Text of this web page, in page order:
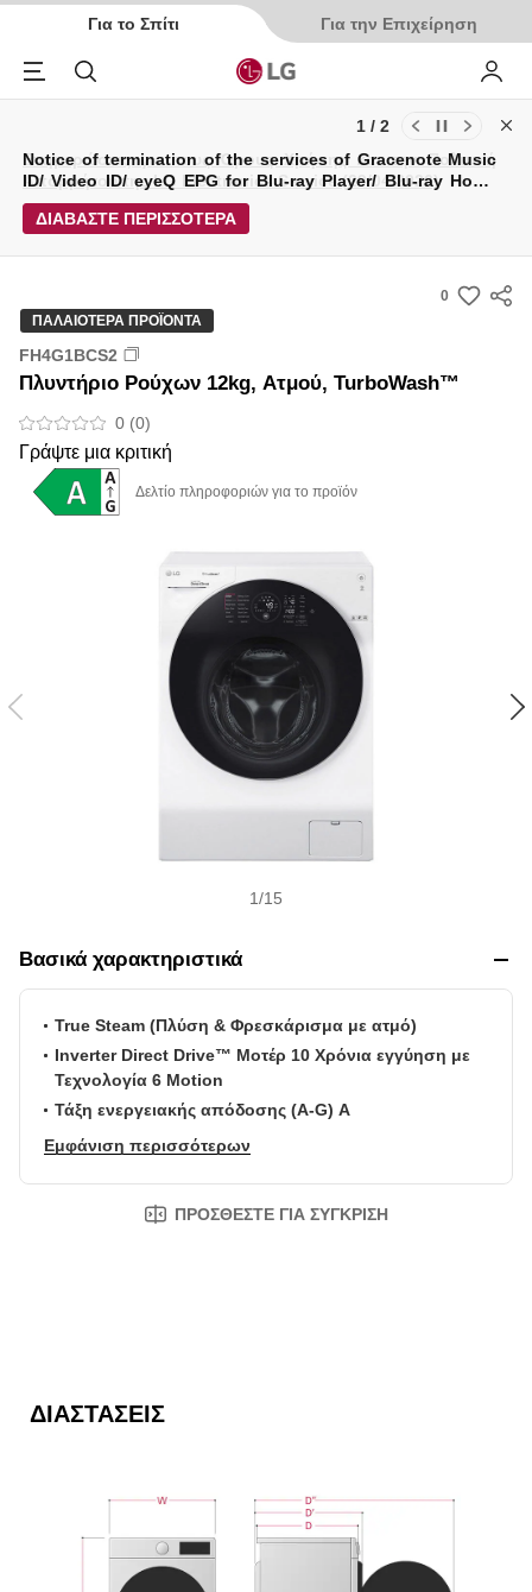
Για το Σπίτι Για την Επιχείρηση
Αναζήτηση My LG
Ενημερώσεις για τους Όρους Χρήσης και την Πολιτική
Απορρήτου της LG Electronics Service (29/04/2026)
Notice of termination of the services of Gracenote Music
ID/ Video ID/ eyeQ EPG for Blu-ray Player/ Blu-ray Home
Theater System.
ΔΙΑΒΑΣΤΕ ΠΕΡΙΣΣΟΤΕΡΑ
2 / 2
0
ΠΑΛΑΙΌΤΕΡΑ ΠΡΟΪΌΝΤΑ
FH4G1BCS2
Πλυντήριο Ρούχων 12kg, Ατμού, TurboWash™
0 (0)
Γράψτε μια κριτική
Δελτίο πληροφοριών για το προϊόν
1/15
Βασικά χαρακτηριστικά
True Steam (Πλύση & Φρεσκάρισμα με ατμό)
Inverter Direct Drive™ Μοτέρ 10 Χρόνια εγγύηση με
Τεχνολογία 6 Motion
Τάξη ενεργειακής απόδοσης (A-G) A
Εμφάνιση περισσότερων
ΠΡΟΣΘΈΣΤΕ ΓΙΑ ΣΎΓΚΡΙΣΗ
ΔΙΑΣΤΆΣΕΙΣ